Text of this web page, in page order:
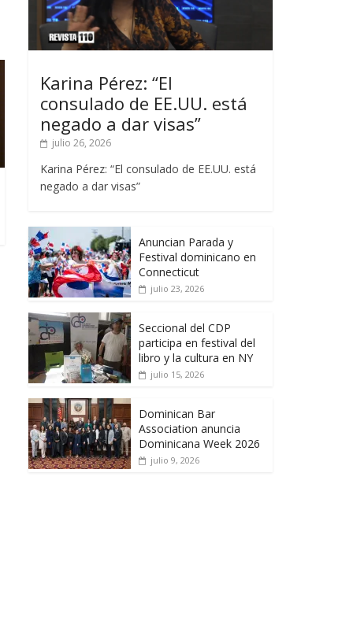
Karina Pérez: “El
consulado de EE.UU. está
negado a dar visas”
julio 26, 2026
Karina Pérez: “El consulado de EE.UU. está
negado a dar visas”
Anuncian Parada y
Festival dominicano en
Connecticut
julio 23, 2026
Seccional del CDP
participa en festival del
libro y la cultura en NY
julio 15, 2026
Dominican Bar
Association anuncia
Dominicana Week 2026
julio 9, 2026